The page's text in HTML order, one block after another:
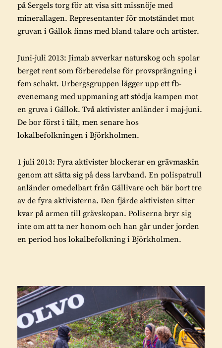
på Sergels torg för att visa sitt missnöje med
minerallagen. Representanter för motståndet mot
gruvan i Gállok finns med bland talare och artister.
Juni-juli 2013: Jimab avverkar naturskog och spolar
berget rent som förberedelse för provsprängning i
fem schakt. Urbergsgruppen lägger upp ett fb-
evenemang med uppmaning att stödja kampen mot
en gruva i Gállok. Två aktivister anländer i maj-juni.
De bor först i tält, men senare hos
lokalbefolkningen i Björkholmen.
1 juli 2013: Fyra aktivister blockerar en grävmaskin
genom att sätta sig på dess larvband. En polispatrull
anländer omedelbart från Gällivare och bär bort tre
av de fyra aktivisterna. Den fjärde aktivisten sitter
kvar på armen till grävskopan. Poliserna bryr sig
inte om att ta ner honom och han går under jorden
en period hos lokalbefolkning i Björkholmen.